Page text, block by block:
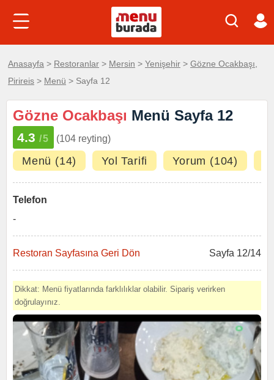
Anasayfa > Restoranlar > Mersin > Yenişehir > Gözne Ocakbaşı,
Pirireis > Menü > Sayfa 12
Gözne Ocakbaşı Menü Sayfa 12
4.3 /5 (104 reyting)
Menü (14) Yol Tarifi Yorum (104)
Telefon
-
Restoran Sayfasına Geri Dön Sayfa 12/14
Dikkat: Menü fiyatlarında farklılıklar olabilir. Sipariş verirken
doğrulayınız.